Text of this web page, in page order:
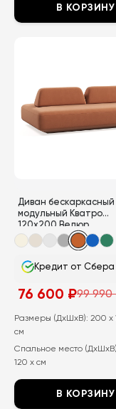
В КОРЗИНУ
несколько
вариаций.
Опции
можно
товара.
Диван бескаркасный
модульный Кватро
120х200 Велюр
Кредит от
99 990
Первоначальная
составляла
990
₽.
76 600 ₽
Текущая
76
₽.
Размеры (ДхШхВ): 200 x
см
Спальное место
120 x см
В КОРЗИНУ